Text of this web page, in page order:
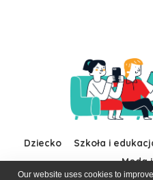
Dziecko Szkoła i
Moda
Our website uses cookies to